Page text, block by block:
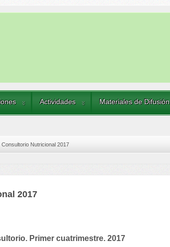
Actividades Materiales de Difusión
Consultorio Nutricional 2017
2017
Primer cuatrimestre. 2017